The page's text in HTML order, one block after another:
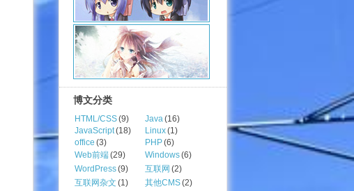
博文分类
HTML/CSS(9) Java(16)
JavaScript(18) Linux(1)
office (3) PHP(6)
Web前端(29) Windows(6)
WordPress(9) 互联网 (2)
互联网杂文 (1) 其他CMS(2)